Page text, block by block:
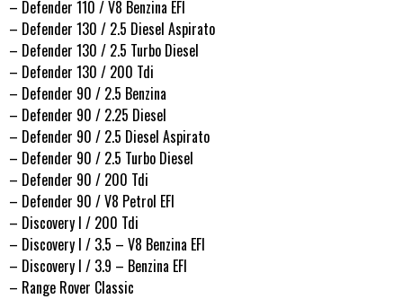
– Defender 110 / V8 Benzina EFI
– Defender 130 / 2.5 Diesel Aspirato
– Defender 130 / 2.5 Turbo Diesel
– Defender 130 / 200 Tdi
– Defender 90 / 2.5 Benzina
– Defender 90 / 2.25 Diesel
– Defender 90 / 2.5 Diesel Aspirato
– Defender 90 / 2.5 Turbo Diesel
– Defender 90 / 200 Tdi
– Defender 90 / V8 Petrol EFI
– Discovery I / 200 Tdi
– Discovery I / 3.5 – V8 Benzina EFI
– Discovery I / 3.9 – Benzina EFI
– Range Rover Classic